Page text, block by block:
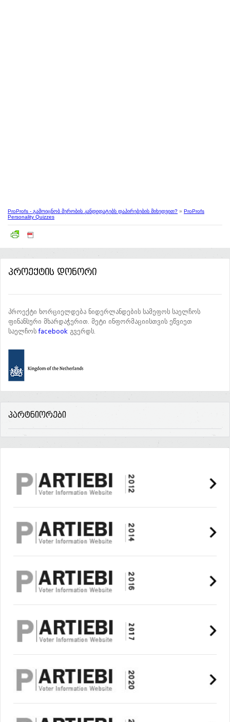
ProProfs - გამოიცნობ მერობის კანდიდატებს დაპირებების მიხედვით? » ProProfs
Personality Quizzes
პროექტის დონორი
პროექტი ხორციელდება ნიდერლანდების სამეფოს საელჩოს
ფინანსური მხარდაჭერით. მეტი ინფორმაციისთვის ეწვიეთ
საელჩოსfacebook გვერდს.
პარტნიორები